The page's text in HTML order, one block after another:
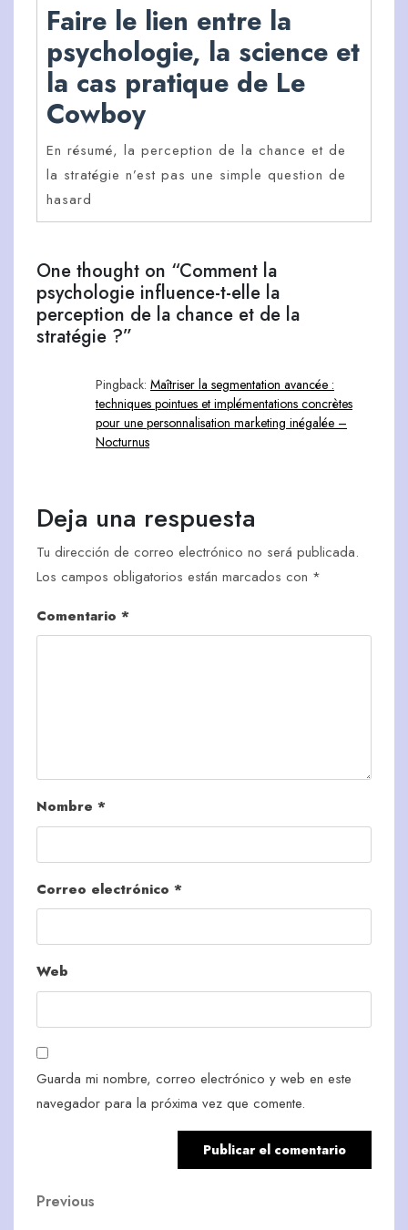
Faire le lien entre la
psychologie, la science et
la cas pratique de Le
Cowboy
En résumé, la perception de la chance et de
la stratégie n’est pas une simple question de
hasard
One thought on “Comment la
psychologie influence-t-elle la
perception de la chance et de la
stratégie ?”
Pingback: Maîtriser la segmentation avancée :
techniques pointues et implémentations concrètes
pour une personnalisation marketing inégalée –
Nocturnus
Deja una respuesta
Tu dirección de correo electrónico no será publicada.
Los campos obligatorios están marcados con *
Comentario *
Nombre *
Correo electrónico *
Web
Guarda mi nombre, correo electrónico y web en este
navegador para la próxima vez que comente.
Navegación
Previous
Previous